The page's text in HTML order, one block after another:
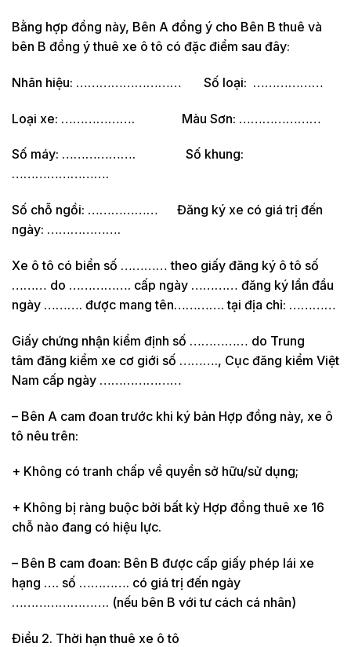
Bằng hợp đồng này, Bên A đồng ý cho Bên B thuê và
bên B đồng ý thuê xe ô tô có đặc điểm sau đây:
Nhãn hiệu: ……………………… Số loại: ………………
Loại xe: ………………. Màu Sơn: …………………
Số máy: ………………. Số khung:
…………………….
Số chỗ ngồi: ……………… Đăng ký xe có giá trị đến
ngày: ……………….
Xe ô tô có biển số ………… theo giấy đăng ký ô tô số
……… do ……………. cấp ngày ………… đăng ký lần đầu
ngày ………. được mang tên…………. tại địa chỉ: …………
Giấy chứng nhận kiểm định số …………… do Trung
tâm đăng kiểm xe cơ giới số ………., Cục đăng kiểm Việt
Nam cấp ngày …………………
– Bên A cam đoan trước khi ký bản Hợp đồng này, xe ô
tô nêu trên:
+ Không có tranh chấp về quyền sở hữu/sử dụng;
+ Không bị ràng buộc bởi bất kỳ Hợp đồng thuê xe 16
chỗ nào đang có hiệu lực.
– Bên B cam đoan: Bên B được cấp giấy phép lái xe
hạng …. số …………. có giá trị đến ngày
……………………. (nếu bên B với tư cách cá nhân)
Điều 2. Thời hạn thuê xe ô tô